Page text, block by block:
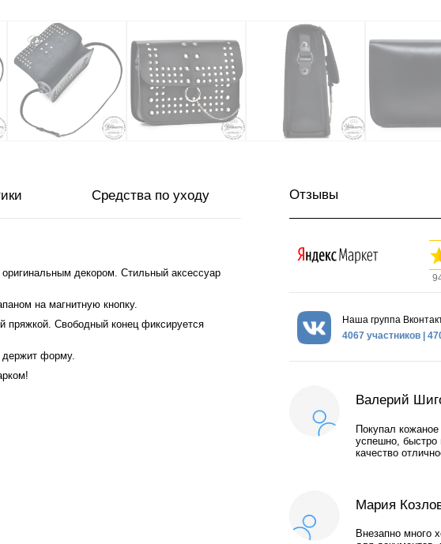
Средства по уходу
декором. Стильный аксессуар
на магнитную кнопку.
пряжкой. Свободный конец фиксируется
держит форму.
Отзывы
Наша группа
4067 участников |
Валерий
Покупал
успешно, быстро
качество
Мария
Внезапно много